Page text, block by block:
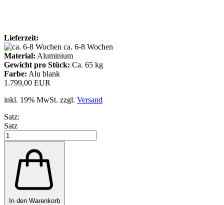
Lieferzeit:
ca. 6-8 Wochen
Material: Aluminium
Gewicht pro Stück: Ca. 65 kg
Farbe: Alu blank
1.799,00 EUR
inkl. 19% MwSt. zzgl. Versand
Satz:
Satz
In den Warenkorb